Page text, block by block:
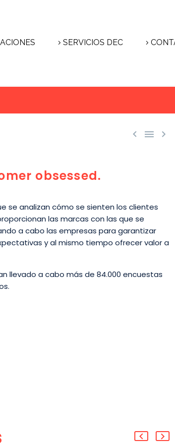
SERVICIOS DEC
  
obsessed.
se analizan cómo se sienten los clientes
las marcas con las que se
a cabo las empresas para garantizar
y al mismo tiempo ofrecer valor a
llevado a cabo más de 84.000 encuestas